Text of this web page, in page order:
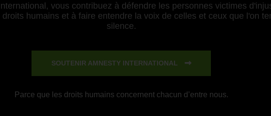
vous contribuez à défendre les personnes victimes
humains et à faire entendre la voix de celles et ceux que l'on
silence.
SOUTENIR AMNESTY INTERNATIONAL
Parce que les droits humains concernent chacun d’entre nous.